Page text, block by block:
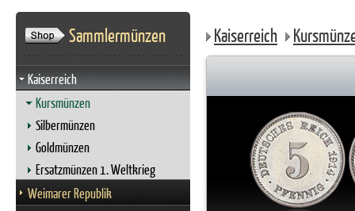
Sammlermünzen
Kaiserreich
Kursmünzen
Silbermünzen
Goldmünzen
Ersatzmünzen 1. Weltkrieg
Weimarer Republik
Kaiserreich